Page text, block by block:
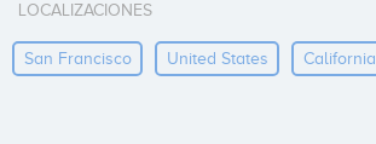
LOCALIZACIONES
San Francisco United States California